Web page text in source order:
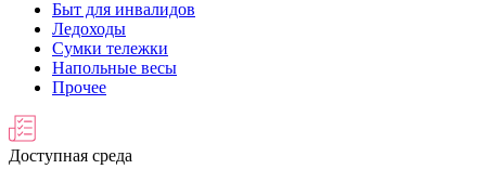
Быт для инвалидов
Ледоходы
Сумки тележки
Напольные весы
Прочее
Доступная среда